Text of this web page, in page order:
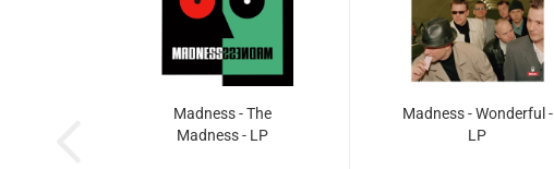
Madness - The
Madness - LP
Madness - Wonderful -
LP